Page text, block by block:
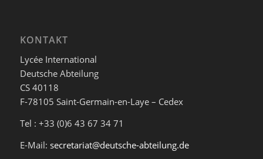
KONTAKT
Lycée International
Deutsche Abteilung
CS 40118
F-78105 Saint-Germain-en-Laye – Cedex
Tel : +33 (0)6 43 67 34 71
E-Mail: secretariat@deutsche-abteilung.de